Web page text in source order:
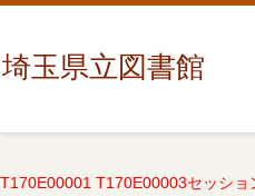
埼玉県立図書館
T170E00001 T170E00003セッシ